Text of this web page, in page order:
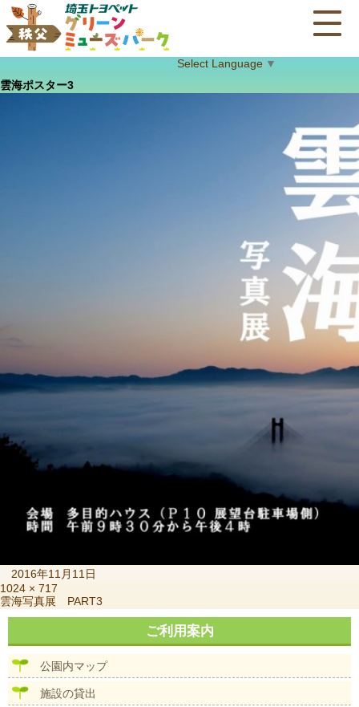
Select Language ▼
雲海ポスター3
稿
日:
2016年11月11日
フ
ル
サ
ズ
1024 × 717
投
稿
ビ
雲海写真展 PART3
ご利用案内
公園内マップ
施設の貸出